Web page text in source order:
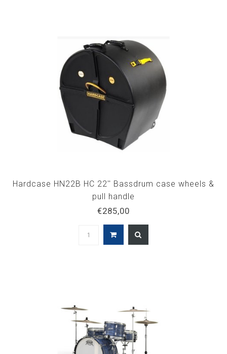
Hardcase HN22B HC 22'' Bassdrum case wheels &
pull handle
€285,00